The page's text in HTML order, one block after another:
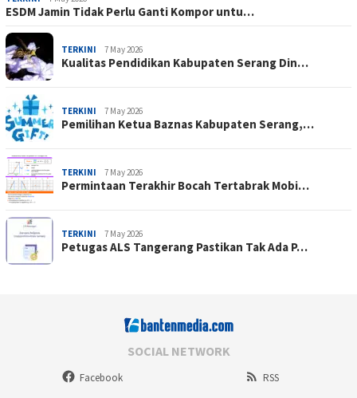
ESDM Jamin Tidak Perlu Ganti Kompor untu…
TERKINI 7 May 2026
Kualitas Pendidikan Kabupaten Serang Din…
TERKINI 7 May 2026
Pemilihan Ketua Baznas Kabupaten Serang,…
TERKINI 7 May 2026
Permintaan Terakhir Bocah Tertabrak Mobi…
TERKINI 7 May 2026
Petugas ALS Tangerang Pastikan Tak Ada P…
SOCIAL NETWORK
Facebook RSS